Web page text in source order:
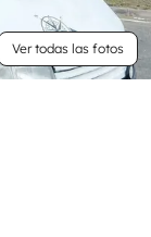
Ver todas las fotos